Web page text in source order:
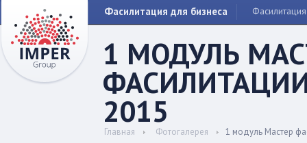
Фасилитация для бизнеса Фасилитация
1 МОДУЛЬ
2015
Главная Фотогалерея 1 модуль Мастер